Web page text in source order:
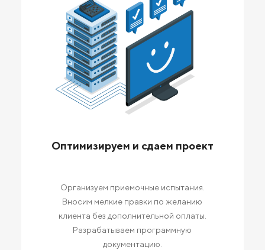
Оптимизируем и сдаем проект
Организуем приемочные испытания.
Вносим мелкие правки по желанию
клиента без дополнительной оплаты.
Разрабатываем программную
документацию.